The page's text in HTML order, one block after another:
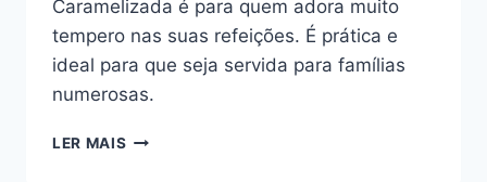
Caramelizada é para quem adora muito
tempero nas suas refeições. É prática e
ideal para que seja servida para famílias
numerosas.
LER MAIS EXPERIMENTE